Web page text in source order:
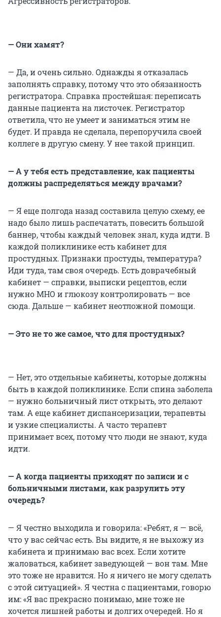
— Они хамят?
— Да, и очень сильно. Однажды я отказалась
заполнять справку, потому что это обязанность
регистратора. Справка простейшая: переписать
данные пациента на листочек. Регистратор
ответила, что не умеет и заниматься этим не
будет. И правда не сделала, перепоручила своей
коллеге в другую смену. У нее такой принцип.
— А у тебя есть представление, как пациенты
должны распределяться между врачами?
— Я еще полгода назад составила целую схему, ее
надо было лишь распечатать, повесить большой
баннер, чтобы каждый человек знал, куда идти. В
каждой поликлинике есть кабинет для
простудных. Признаки простуды, температура?
Иди туда, там своя очередь. Есть доврачебный
кабинет — справки, выписки рецептов, если
нужно МНО и глюкозу контролировать — все
сюда. Дальше — кабинет неотложной помощи.
— Это не то же самое, что для простудных?
— Нет, это отдельные кабинеты, которые должны
быть в каждой поликлинике. Если спина заболела
— нужно больничный лист открыть, это делают
там. А еще кабинет диспансеризации, терапевты
и узкие специалисты. А часто терапевт
принимает всех, потому что люди не знают, куда
идти.
— А когда пациенты приходят по записи и с
больничными листами, как разрулить эту
очередь?
— Я честно выходила и говорила: «Ребят, я — всё,
что у вас сейчас есть. Вы видите, я не выхожу из
кабинета и принимаю вас всех. Если хотите
жаловаться, кабинет заведующей — вон там. Мне
это тоже не нравится. Но я ничего не могу сделать
с этой ситуацией». Я честна с пациентами, говорю
им: «Я вас прекрасно понимаю, мне тоже не
хочется лишней работы и долгих очередей. Но я